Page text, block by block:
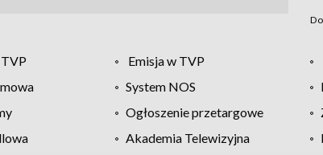
Emisja w TVP
System NOS
Ogłoszenie przetargowe
Akademia Telewizyjna